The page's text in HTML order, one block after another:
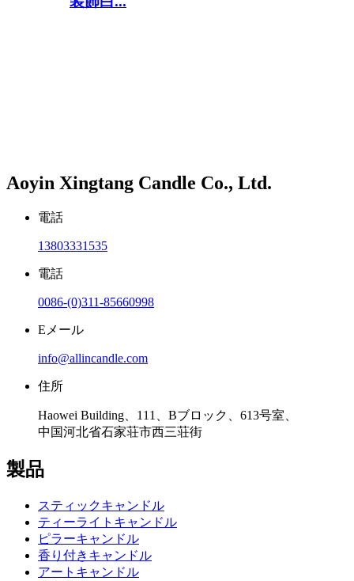
Aoyin Xingtang Candle Co., Ltd.
電話
13803331535
電話
0086-(0)311-85660998
Eメール
info@allincandle.com
住所
Haowei Building、111、Bブロック、613号室、
中国河北省石家荘市西三荘街
製品
スティックキャンドル
ティーライトキャンドル
ピラーキャンドル
香り付きキャンドル
アートキャンドル